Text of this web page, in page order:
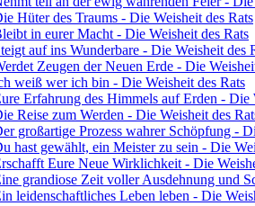
Hüter des Traums - Die Weisheit des Rats
in eurer Macht - Die Weisheit des Rats
auf ins Wunderbare - Die Weisheit des
Zeugen der Neuen Erde - Die
weiß wer ich bin - Die Weisheit des Rats
Erfahrung des Himmels auf Erden - Die
Reise zum Werden - Die Weisheit des
großartige Prozess wahrer Schöpfung -
hast gewählt, ein Meister zu sein - Die
Eure Neue Wirklichkeit - Die
grandiose Zeit voller Ausdehnung und
leidenschaftliches Leben leben - Die